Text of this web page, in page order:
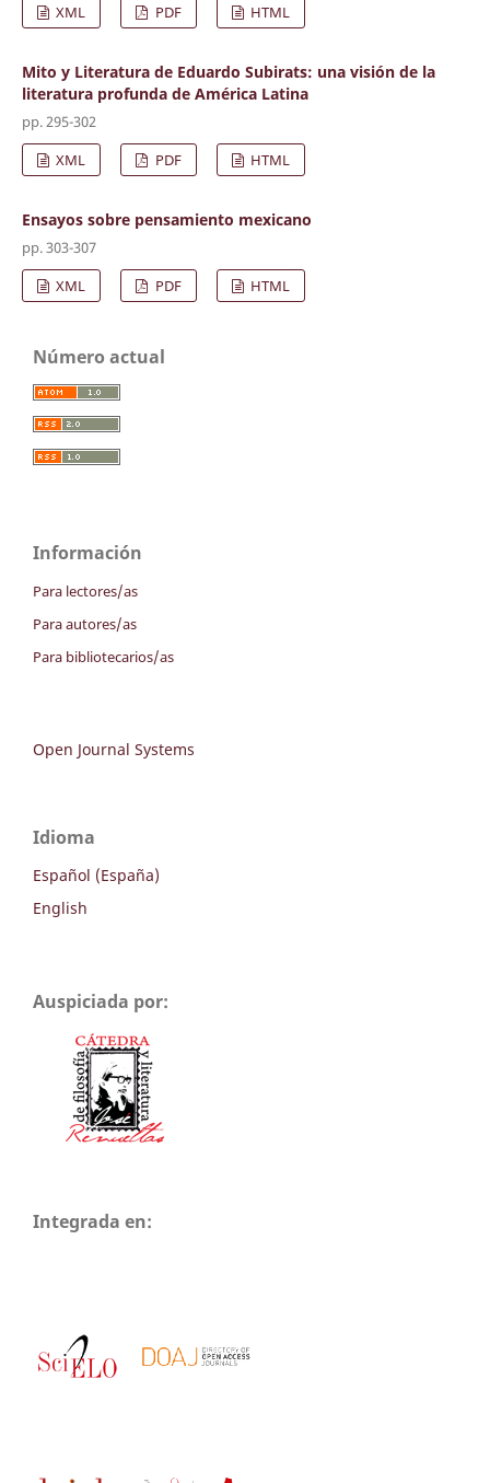
XML
PDF HTML
Mito y Literatura de Eduardo Subirats: una visión de la
literatura profunda de América Latina
pp. 295-302
XML
PDF HTML
Ensayos sobre pensamiento mexicano
pp. 303-307
XML
PDF HTML
Número actual
Información
Para lectores/as
Para autores/as
Para bibliotecarios/as
Open Journal Systems
Idioma
Español (España)
English
Auspiciada por:
Integrada en: